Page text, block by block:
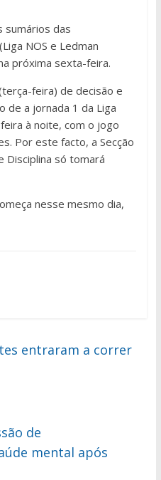
sumários das
NOS e Ledman
próxima sexta-feira.
feira) de decisão e
de a jornada 1 da Liga
à noite, com o jogo
Por este facto, a Secção
Disciplina só tomará
nesse mesmo dia,
entraram a correr
de
mental após